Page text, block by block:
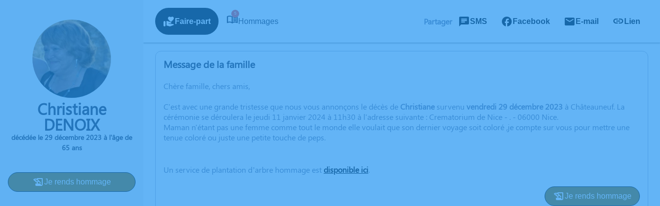
Christiane
DENOIX
décédée le 29 décembre 2023 à l'âge de
65 ans
Je rends hommage
Faire-part
5
Hommages Partager SMS Facebook E-mail Lien
Message de la famille
Chère famille, chers amis,
C'est avec une grande tristesse que nous vous annonçons le décès de Christiane survenu vendredi 29 décembre 2023 à Châteauneuf. La
cérémonie se déroulera le jeudi 11 janvier 2024 à 11h30 à l'adresse suivante : Crematorium de Nice - . - 06000 Nice.
Maman n'étant pas une femme comme tout le monde elle voulait que son dernier voyage soit coloré ,je compte sur vous pour mettre une
tenue coloré ou juste une petite touche de peps.
Un service de plantation d’arbre hommage est disponible ici.
Je rends hommage